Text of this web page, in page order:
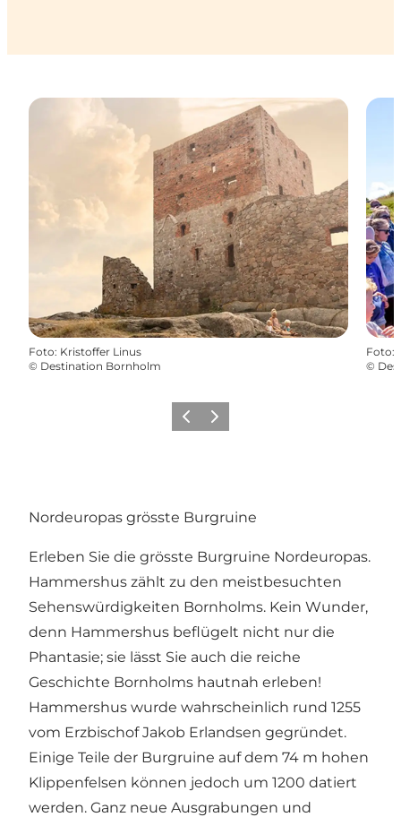
Foto: Kristoffer Linus
© Destination Bornholm
Foto:
©
ZurückWeiter
Nordeuropas grösste Burgruine
Erleben Sie die grösste Burgruine Nordeuropas.
Hammershus zählt zu den meistbesuchten
Sehenswürdigkeiten Bornholms. Kein Wunder,
denn Hammershus beflügelt nicht nur die
Phantasie; sie lässt Sie auch die reiche
Geschichte Bornholms hautnah erleben!
Hammershus wurde wahrscheinlich rund 1255
vom Erzbischof Jakob Erlandsen gegründet.
Einige Teile der Burgruine auf dem 74 m hohen
Klippenfelsen können jedoch um 1200 datiert
werden. Ganz neue Ausgrabungen und